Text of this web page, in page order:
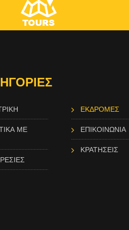
ΕΚΔΡΟΜΕΣ
ΕΠΙΚΟΙΝΩΝΙΑ
ΚΡΑΤΗΣΕΙΣ